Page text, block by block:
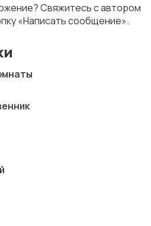
Свяжитесь с автором
«Написать сообщение».